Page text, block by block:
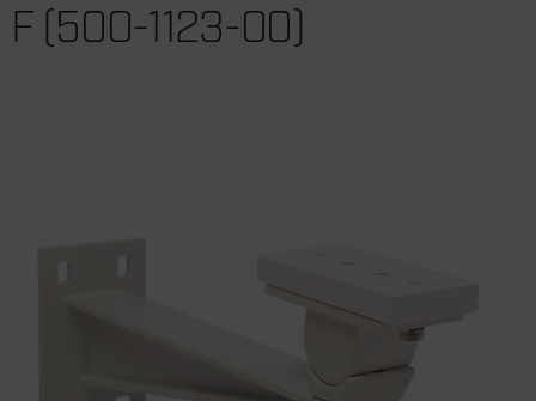
F (500-1123-00)